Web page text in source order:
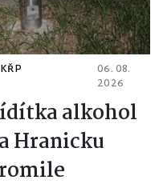
06. 08.
2026
alkohol
Hranicku